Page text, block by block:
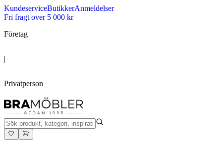
KundeserviceButikkerAnmeldelser
Fri fragt over 5 000 kr
Företag
|
Privatperson